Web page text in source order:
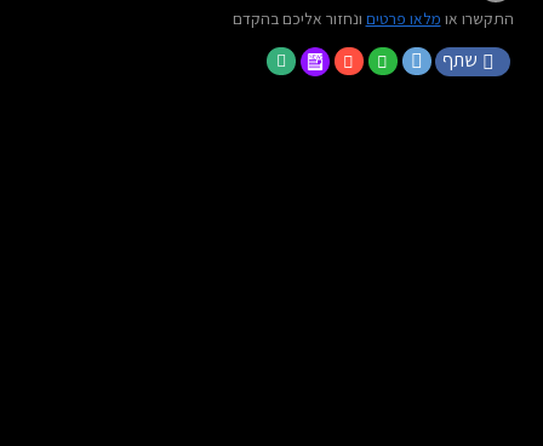
התקשרו או מלאו פרטים ונחזור אליכם בהקדם
שתף